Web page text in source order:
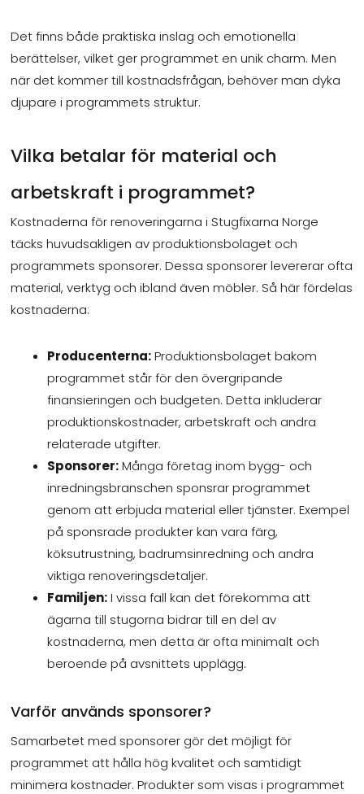
Det finns både praktiska inslag och emotionella
berättelser, vilket ger programmet en unik charm. Men
när det kommer till kostnadsfrågan, behöver man dyka
djupare i programmets struktur.
Vilka betalar för material och
arbetskraft i programmet?
Kostnaderna för renoveringarna i Stugfixarna Norge
täcks huvudsakligen av produktionsbolaget och
programmets sponsorer. Dessa sponsorer levererar ofta
material, verktyg och ibland även möbler. Så här fördelas
kostnaderna:
Producenterna:Produktionsbolaget bakom
programmet står för den övergripande
finansieringen och budgeten. Detta inkluderar
produktionskostnader, arbetskraft och andra
relaterade utgifter.
Sponsorer:Många företag inom bygg- och
inredningsbranschen sponsrar programmet
genom att erbjuda material eller tjänster. Exempel
på sponsrade produkter kan vara färg,
köksutrustning, badrumsinredning och andra
viktiga renoveringsdetaljer.
Familjen:I vissa fall kan det förekomma att
ägarna till stugorna bidrar till en del av
kostnaderna, men detta är ofta minimalt och
beroende på avsnittets upplägg.
Varför används sponsorer?
Samarbetet med sponsorer gör det möjligt för
programmet att hålla hög kvalitet och samtidigt
minimera kostnader. Produkter som visas i programmet